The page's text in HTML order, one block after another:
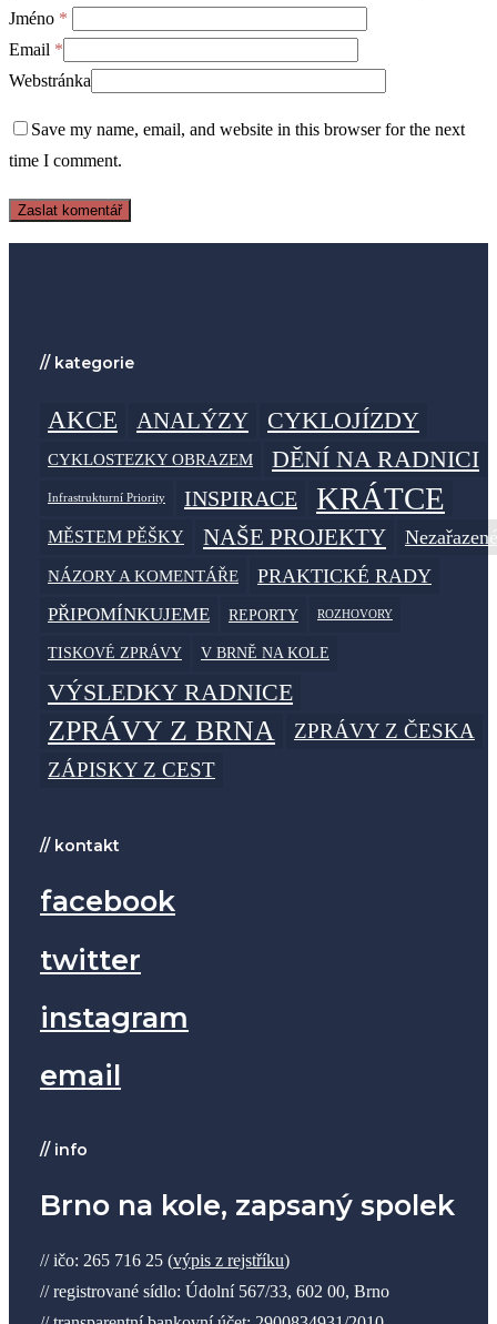
Jméno *
Email *
Webstránka
Save my name, email, and website in this browser for the next
time I comment.
// kategorie
AKCE ANALÝZY CYKLOJÍZDY
CYKLOSTEZKY OBRAZEM DĚNÍ NA RADNICI
Infrastrukturní Priority INSPIRACE KRÁTCE
MĚSTEM PĚŠKY NAŠE PROJEKTY Nezařazené
NÁZORY A KOMENTÁŘE PRAKTICKÉ RADY
PŘIPOMÍNKUJEME REPORTY ROZHOVORY
TISKOVÉ ZPRÁVY V BRNĚ NA KOLE
VÝSLEDKY RADNICE
ZPRÁVY Z BRNA
ZPRÁVY Z ČESKA
ZÁPISKY Z CEST
// kontakt
facebook
twitter
instagram
email
// info
Brno na kole, zapsaný spolek
// ičo: 265 716 25 (výpis z rejstříku)
// registrované sídlo: Údolní 567/33, 602 00, Brno